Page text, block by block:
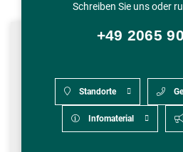
Schreiben Sie uns oder
+49 2065
Standorte
Infomaterial